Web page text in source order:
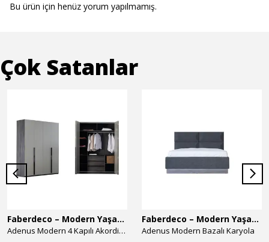
Bu ürün için henüz yorum yapılmamış.
Çok Satanlar
Faberdeco – Modern Yaşam Alanları İçin Özel Tasarım Mobilyalar
Adenus Modern 4 Kapılı Akordion Dolap
Faberdeco – Modern Yaşam Alanları İçin Özel Tasarım Mobilyalar
Adenus Modern Bazalı Karyola